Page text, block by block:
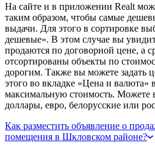
На сайте и в приложении Realt
таким образом, чтобы самые
выдачи. Для этого в сортировке
дешевые». В этом случае вы
продаются по договорной цене, а
отсортированы объекты по
дорогим. Также вы можете задать
этого во вкладке «Цена и
максимальную стоимость.
доллары, евро, белорусские или
Как разместить объявление о
помещения в Шкловском районе?